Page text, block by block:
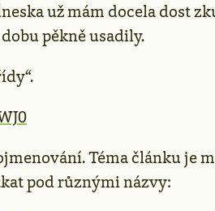
už mám docela dost
pěkně usadily.
Téma článku je
pod různými názvy: